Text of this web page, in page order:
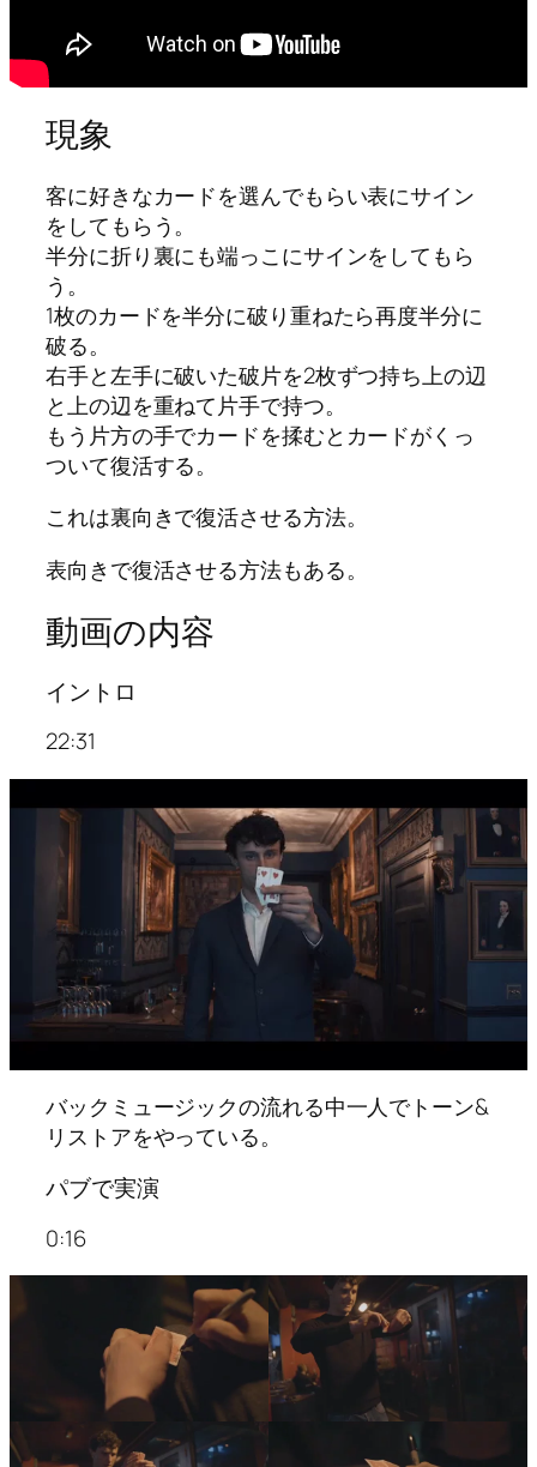
現象
客に好きなカードを選んでもらい表にサイン
をしてもらう。
半分に折り裏にも端っこにサインをしてもら
う。
1枚のカードを半分に破り重ねたら再度半分に
破る。
右手と左手に破いた破片を2枚ずつ持ち上の辺
と上の辺を重ねて片手で持つ。
もう片方の手でカードを揉むとカードがくっ
ついて復活する。
これは裏向きで復活させる方法。
表向きで復活させる方法もある。
動画の内容
イントロ
22:31
バックミュージックの流れる中一人でトーン&
リストアをやっている。
パブで実演
0:16